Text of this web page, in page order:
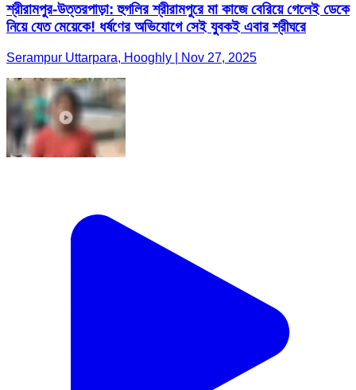
শ্রীরামপুর-উত্তরপাড়া: হুগলির শ্রীরামপুরে মা কাজে বেরিয়ে গেলেই ডেকে
নিয়ে যেত মেয়েকে! ধর্ষণের অভিযোগে সেই যুবকই এবার শ্রীঘরে
Serampur Uttarpara, Hooghly | Nov 27, 2025